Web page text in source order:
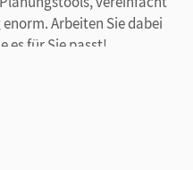
Arbeiten Sie dabei
es für Sie passt!
zu den Beispielen im